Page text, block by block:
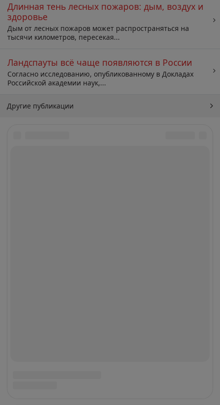
Длинная тень лесных пожаров: дым, воздух и
здоровье
Дым от лесных пожаров может распространяться на
тысячи километров, пересекая...
Ландспауты всё чаще появляются в России
Согласно исследованию, опубликованному в Докладах
Российской академии наук,...
Другие публикации